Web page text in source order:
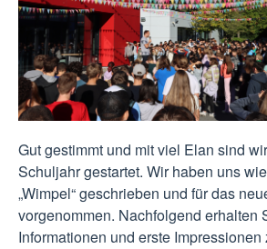
Gut gestimmt und mit viel Elan sind
Schuljahr gestartet. Wir haben uns
„Wimpel“ geschrieben und für das
vorgenommen. Nachfolgend erhalten
Informationen und erste Impressionen